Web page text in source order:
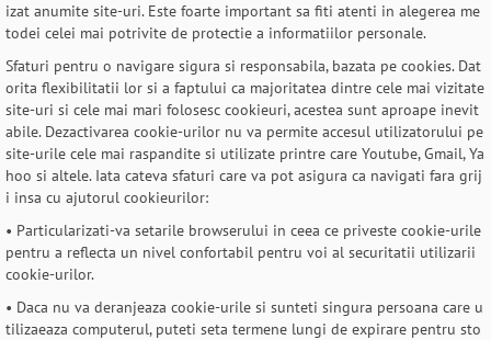
izat anumite site-uri. Este foarte important sa fiti atenti in alegerea me
todei celei mai potrivite de protectie a informatiilor personale.
Sfaturi pentru o navigare sigura si responsabila, bazata pe cookies. Dat
orita flexibilitatii lor si a faptului ca majoritatea dintre cele mai vizitate
site-uri si cele mai mari folosesc cookieuri, acestea sunt aproape inevit
abile. Dezactivarea cookie-urilor nu va permite accesul utilizatorului pe
site-urile cele mai raspandite si utilizate printre care Youtube, Gmail, Ya
hoo si altele. Iata cateva sfaturi care va pot asigura ca navigati fara grij
i insa cu ajutorul cookieurilor:
• Particularizati-va setarile browserului in ceea ce priveste cookie-urile
pentru a reflecta un nivel confortabil pentru voi al securitatii utilizarii
cookie-urilor.
• Daca nu va deranjeaza cookie-urile si sunteti singura persoana care u
tilizaeaza computerul, puteti seta termene lungi de expirare pentru sto